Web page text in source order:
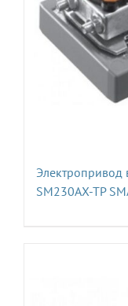
Электропривод
SM230AX-TP